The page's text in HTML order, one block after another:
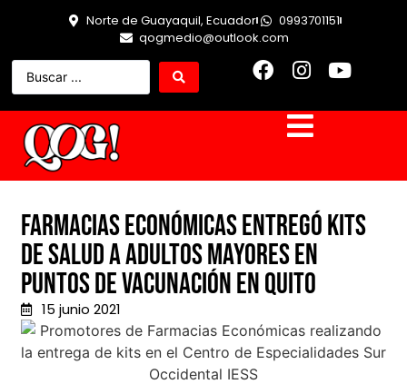
Norte de Guayaquil, Ecuador
0993701151
qogmedio@outlook.com
Farmacias Económicas entregó kits
de salud a adultos mayores en
puntos de vacunación en Quito
15 junio 2021